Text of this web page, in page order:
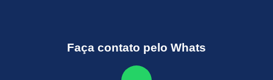
Faça contato pelo Whats